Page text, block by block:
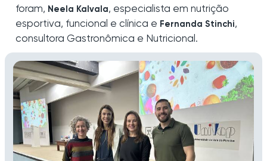
foram, Neela Kalvala, especialista em nutrição
esportiva, funcional e clínica e Fernanda Stinchi,
consultora Gastronômica e Nutricional.